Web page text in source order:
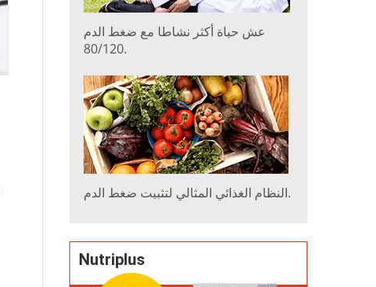
عش حياة أكثر نشاطا مع ضغط الدم
80/120.
النظام الغذائي المثالي لتثبيت ضغط الدم.
Nutriplus